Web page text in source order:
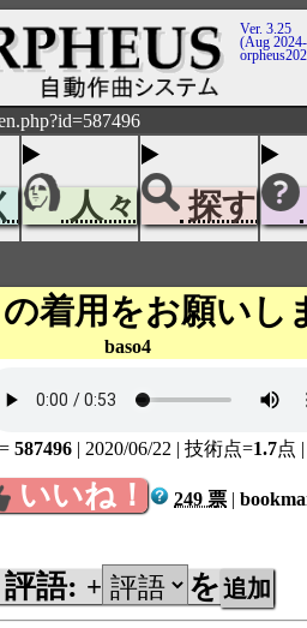
Ver. 3.25
(Aug
人々 探す
着用をお願いし
baso4
587496 | 2020/06/22 | 技術点=1.7点
いいね！ 249 票 |
評語: + を